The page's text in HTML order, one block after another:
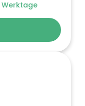
Werktage